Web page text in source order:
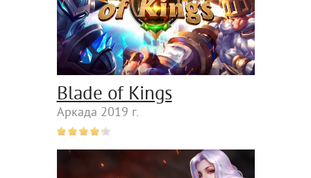
Blade of Kings
Аркада 2019 г.